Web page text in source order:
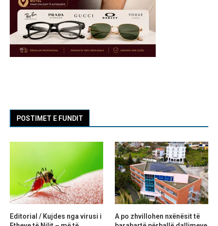
POSTIMET E FUNDIT
Editorial / Kujdes nga virusi i
A po zhvillohen nxënësit të